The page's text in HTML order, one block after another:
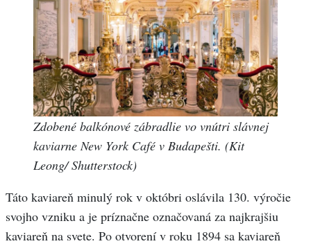
Zdobené balkónové zábradlie vo vnútri slávnej
kaviarne New York Café v Budapešti. (Kit
Leong/ Shutterstock)
Táto kaviareň minulý rok v októbri oslávila 130. výročie
svojho vzniku a je príznačne označovaná za najkrajšiu
kaviareň na svete. Po otvorení v roku 1894 sa kaviareň